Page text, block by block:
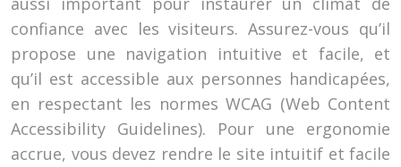
confiance avec les visiteurs. Assurez-vous qu’il
propose une navigation intuitive et facile, et
qu’il est accessible aux personnes handicapées,
en respectant les normes WCAG (Web Content
Accessibility Guidelines). Pour une ergonomie
accrue, vous devez rendre le site intuitif et facile